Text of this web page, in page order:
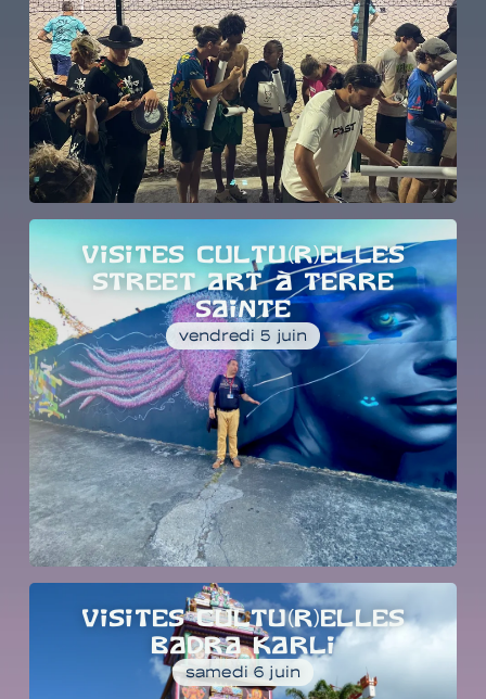
VISITES CULTU(R)ELLES
STREET ART À TERRE
SAINTE
vendredi 5 juin
VISITES CULTU(R)ELLES
BADRA KARLI
samedi 6 juin